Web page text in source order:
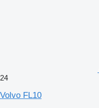
24
Volvo FL10